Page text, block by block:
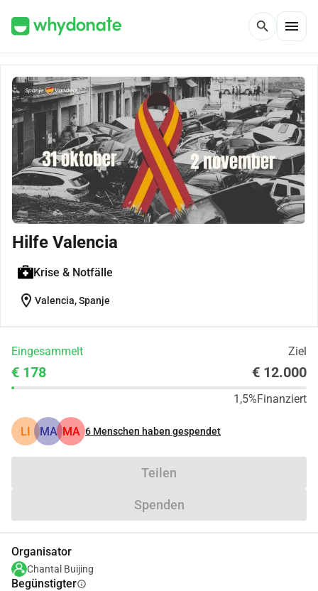
search menu
Hilfe Valencia
Krise & Notfälle
location_on Valencia, Spanje
Eingesammelt Ziel
€ 178 € 12.000
1,5%Finanziert
LI MA MA 6 Menschen haben gespendet
Teilen
Spenden
Organisator
Chantal Buijing
Begünstigterinfo